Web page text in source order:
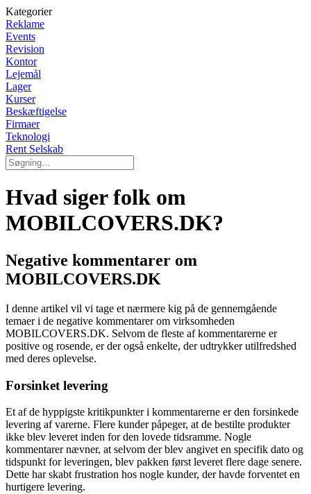
Kategorier
Reklame
Events
Revision
Kontor
Lejemål
Lager
Kurser
Beskæftigelse
Firmaer
Teknologi
Rent Selskab
Hvad siger folk om
MOBILCOVERS.DK?
Negative kommentarer om
MOBILCOVERS.DK
I denne artikel vil vi tage et nærmere kig på de gennemgående
temaer i de negative kommentarer om virksomheden
MOBILCOVERS.DK. Selvom de fleste af kommentarerne er
positive og rosende, er der også enkelte, der udtrykker utilfredshed
med deres oplevelse.
Forsinket levering
Et af de hyppigste kritikpunkter i kommentarerne er den forsinkede
levering af varerne. Flere kunder påpeger, at de bestilte produkter
ikke blev leveret inden for den lovede tidsramme. Nogle
kommentarer nævner, at selvom der blev angivet en specifik dato og
tidspunkt for leveringen, blev pakken først leveret flere dage senere.
Dette har skabt frustration hos nogle kunder, der havde forventet en
hurtigere levering.